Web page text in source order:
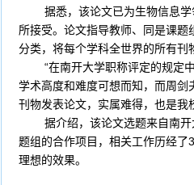
据悉，该论文已为生物信息学
所接受。论文指导教师、同是课
分类，将每个学科全世界的所有
“在南开大学职称评定的规定中
学术高度和难度可想而知，而周
刊物发表论文，实属难得，也是我
据介绍，该论文选题来自南开
题组的合作项目，相关工作历经
理想的效果。